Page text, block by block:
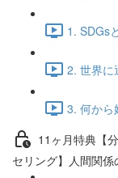
1. SDGs
2. 世界に
3. 何から
11ヶ月特典【
セリング】人間関